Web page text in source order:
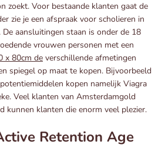
zoekt. Voor bestaande klanten gaat de
zie je een afspraak voor scholieren in
aansluitingen staan is onder de 18
vrouwen personen met een
x 80cm de verschillende afmetingen
spiegel op maat te kopen. Bijvoorbeeld
kopen namelijk Viagra
Veel klanten van Amsterdamgold
kunnen klanten die enorm veel plezier.
Retention Age